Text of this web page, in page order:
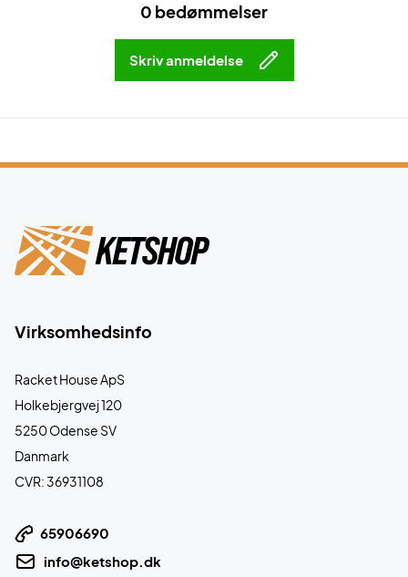
0 bedømmelser
Skriv anmeldelse
Virksomhedsinfo
Racket House ApS
Holkebjergvej 120
5250 Odense SV
Danmark
CVR: 36931108
65906690
info@ketshop.dk